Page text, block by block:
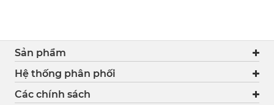
Sản phẩm
Hệ thống phân phối
Các chính sách